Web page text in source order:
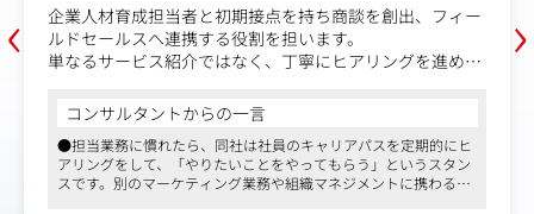
‹
セールスや、「b→dash」の新サービスである「b→dash S
ales(架電代行事業)」のアポインターとして、同社サービ
スやクライアント様のサービスの架電業務を行っていただ
・お客様への架電業務（アポ打診/ヒアリング）
・メールを通じたアポ獲得業務（カスタムメールの作成/
送付）
た、大規模なプロモーションを行っており、国内のデータマーケ
ティング市場ではNo.1のシェアを誇っています。一方、直近3年で
海外展開を行う準備も進めており、グローバルに活躍できるチャ
›